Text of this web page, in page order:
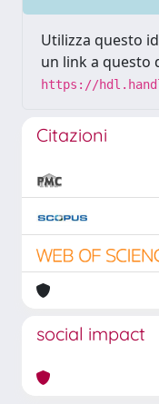
Utilizza questo
un link a questo
https://
Citazioni
social impact